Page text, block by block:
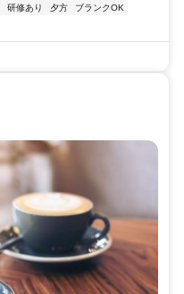
研修あり 夕方
ブランクOK